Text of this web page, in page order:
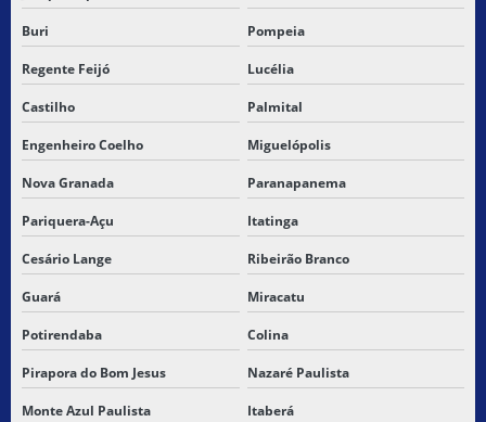
Buri Pompeia
Regente Feijó Lucélia
Castilho Palmital
Engenheiro Coelho Miguelópolis
Nova Granada Paranapanema
Pariquera-Açu Itatinga
Cesário Lange Ribeirão Branco
Guará Miracatu
Potirendaba Colina
Pirapora do Bom Jesus Nazaré Paulista
Monte Azul Paulista Itaberá